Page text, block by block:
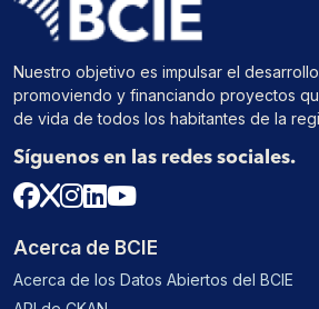
Nuestro objetivo es impulsar el
promoviendo y financiando proyectos
de vida de todos los habitantes de la
Síguenos en las redes sociales.
Acerca de BCIE
Acerca de los Datos Abiertos del BCIE